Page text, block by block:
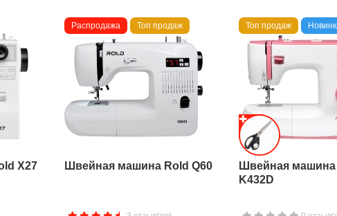
X27
Распродажа Топ продаж
Швейная машина Rold Q60
Топ продаж
Швейная машина
K432D